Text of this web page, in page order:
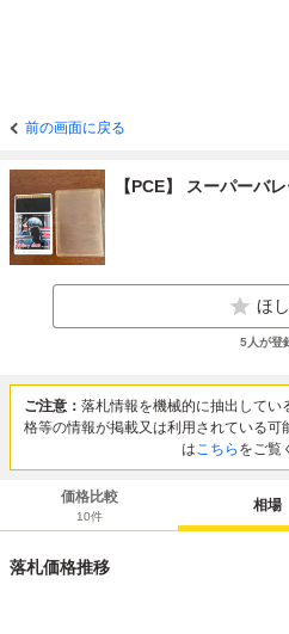
前の画面に戻る
【PCE】 スーパーバ
ほ
5人が登
ご注意： 落札情報を機械的に抽出してい
格等の情報が掲載又は利用されている
はこちら をご覧
価格比較
10件
相場
落札価格推移